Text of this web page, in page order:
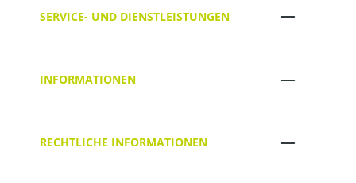
SERVICE- UND DIENSTLEISTUNGEN
INFORMATIONEN
RECHTLICHE INFORMATIONEN